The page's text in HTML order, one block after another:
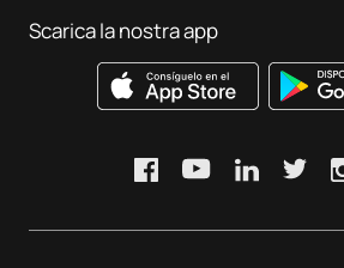
Scarica la nostra app